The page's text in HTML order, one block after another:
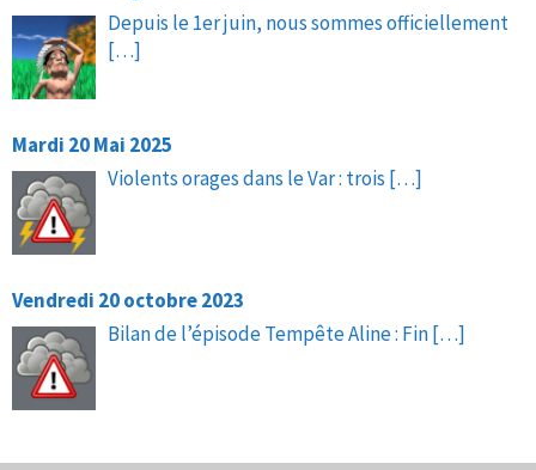
Depuis le 1er juin, nous sommes officiellement
[…]
Mardi 20 Mai 2025
Violents orages dans le Var : trois […]
Vendredi 20 octobre 2023
Bilan de l’épisode Tempête Aline : Fin[…]